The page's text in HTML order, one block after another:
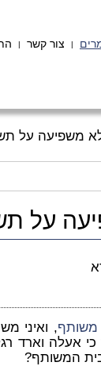
| צור קשר |
משפיעה על
על
משותף, ואיני
אעלה וארד
המשותף?